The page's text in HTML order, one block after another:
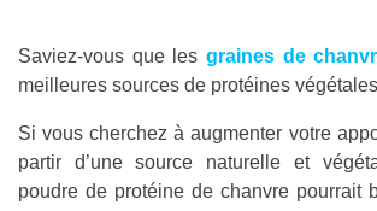
Saviez-vous que les graines de
meilleures sources de protéines
Si vous cherchez à augmenter votre
partir d’une source naturelle et
poudre de protéine de chanvre pourrait